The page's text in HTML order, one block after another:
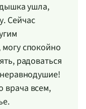
ушла,
Сейчас
спокойно
радоваться
врача всем,